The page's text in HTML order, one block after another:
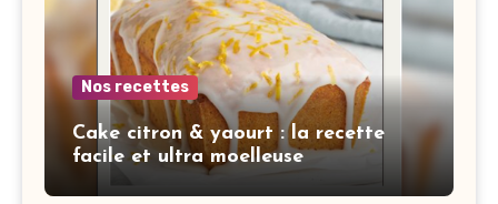
Nos recettes
Cake citron & yaourt : la recette
facile et ultra moelleuse